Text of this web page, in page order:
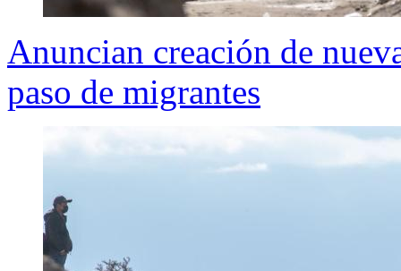
Anuncian creación de
paso de migrantes